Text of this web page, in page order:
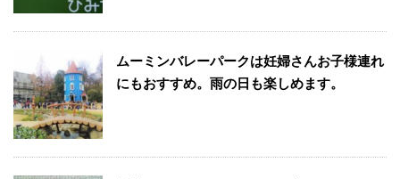
ムーミンバレーパークは妊婦さんお子様連れ
にもおすすめ。雨の日も楽しめます。